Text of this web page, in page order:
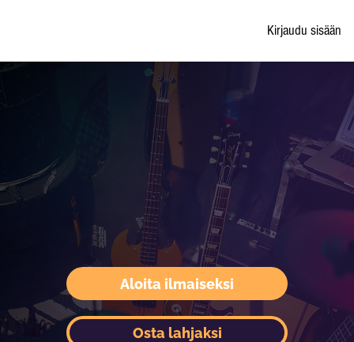
Kirjaudu sisään
Aloita ilmaiseksi
Osta lahjaksi